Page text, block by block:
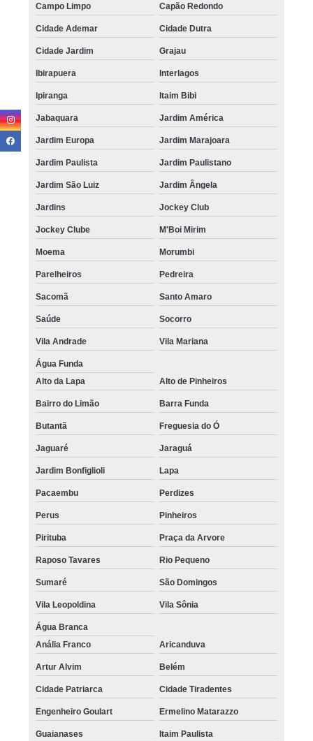
Campo Limpo Capão Redondo
Cidade Ademar Cidade Dutra
Cidade Jardim Grajau
Ibirapuera Interlagos
Ipiranga Itaim Bibi
Jabaquara Jardim América
Jardim Europa Jardim Marajoara
Jardim Paulista Jardim Paulistano
Jardim São Luiz Jardim Ângela
Jardins Jockey Club
Jockey Clube M'Boi Mirim
Moema Morumbi
Parelheiros Pedreira
Sacomã Santo Amaro
Saúde Socorro
Vila Andrade Vila Mariana
Água Funda
Alto da Lapa
Alto de Pinheiros
Bairro do Limão Barra Funda
Butantã Freguesia do Ó
Jaguaré Jaraguá
Jardim Bonfiglioli Lapa
Pacaembu Perdizes
Perus Pinheiros
Pirituba Praça da Arvore
Raposo Tavares Rio Pequeno
Sumaré São Domingos
Vila Leopoldina Vila Sônia
Água Branca
Anália Franco
Aricanduva
Artur Alvim Belém
Cidade Patriarca Cidade Tiradentes
Engenheiro Goulart Ermelino Matarazzo
Guaianases Itaim Paulista